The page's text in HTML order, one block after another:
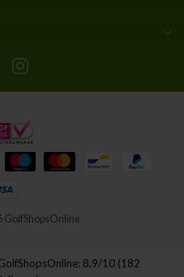
GolfShopsOnline
8.9/10 (182